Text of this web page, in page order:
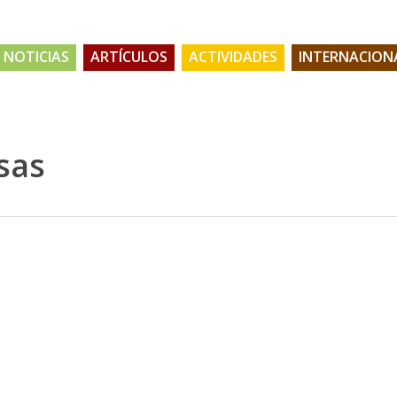
NOTICIAS ARTÍCULOS ACTIVIDADES